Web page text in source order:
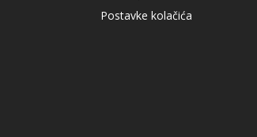
Postavke kolačića